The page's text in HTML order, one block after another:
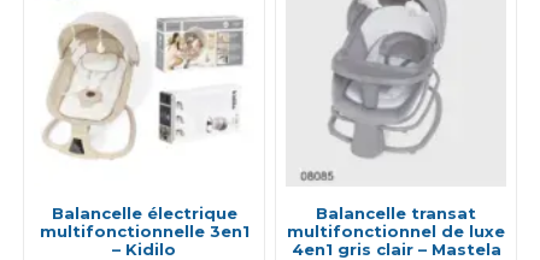
Balancelle électrique
multifonctionnelle 3en1
– Kidilo
Balancelle transat
multifonctionnel de luxe
4en1 gris clair – Mastela